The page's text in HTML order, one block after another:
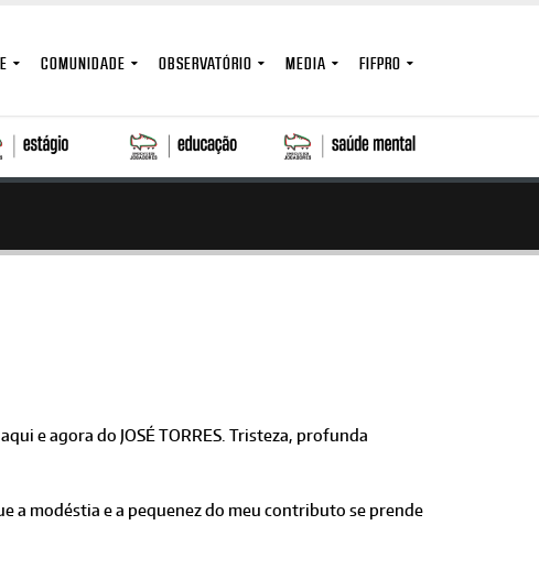
COMUNIDADE OBSERVATÓRIO MEDIA FIFPRO
e agora do JOSÉ TORRES. Tristeza, profunda
a modéstia e a pequenez do meu contributo se prende